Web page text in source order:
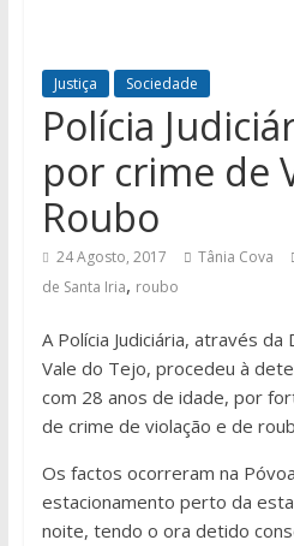
Justiça Sociedade
Polícia
por crime de
Roubo
24 Agosto, 2017 Tânia Cova
de Santa Iria, roubo
A Polícia Judiciária, através
Vale do Tejo, procedeu à
com 28 anos de idade, por
de crime de violação e de
Os factos ocorreram na
estacionamento perto da
noite, tendo o ora detido